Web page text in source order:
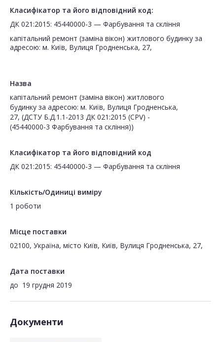
Класифікатор та його відповідний код:
ДК 021:2015: 45440000-3 — Фарбування та скління
капітальний ремонт (заміна вікон) житлового будинку за
адресою: м. Київ, Вулиця Гродненська, 27,
Назва
капітальний ремонт (заміна вікон) житлового
будинку за адресою: м. Київ, Вулиця Гродненська,
27, (ДСТУ Б.Д.1.1-2013 ДК 021:2015 (CPV) -
(45440000-3 Фарбування та скління))
Класифікатор та його відповідний код
ДК 021:2015: 45440000-3 — Фарбування та скління
Кількість/Одиниці виміру
1 роботи
Місце поставки
02100, Україна, місто Київ, Київ, Вулиця Гродненська, 27,
Дата поставки
до 19 грудня 2019
Документи